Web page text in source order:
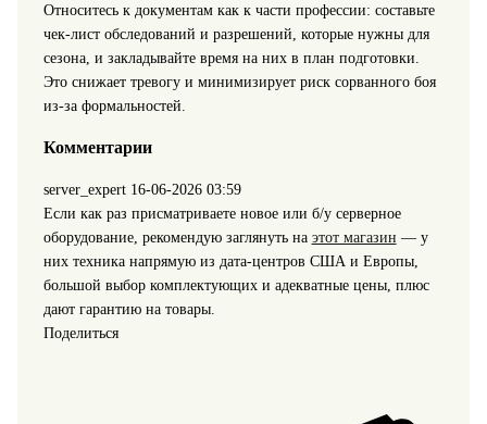
Относитесь к документам как к части профессии: составьте
чек‑лист обследований и разрешений, которые нужны для
сезона, и закладывайте время на них в план подготовки.
Это снижает тревогу и минимизирует риск сорванного боя
из‑за формальностей.
Комментарии
server_expert 16-06-2026 03:59
Если как раз присматриваете новое или б/у серверное
оборудование, рекомендую заглянуть на этот магазин — у
них техника напрямую из дата-центров США и Европы,
большой выбор комплектующих и адекватные цены, плюс
дают гарантию на товары.
Поделиться